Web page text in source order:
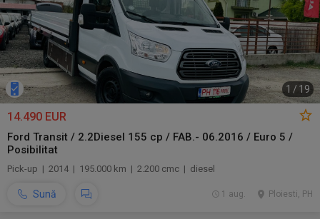
1 / 19
14.490 EUR
Ford Transit / 2.2Diesel 155 cp / FAB.- 06.2016 / Euro 5 /
Posibilitat
Pick-up | 2014 | 195.000 km | 2.200 cmc | diesel
Sună Ploiesti, PH
1 aug.